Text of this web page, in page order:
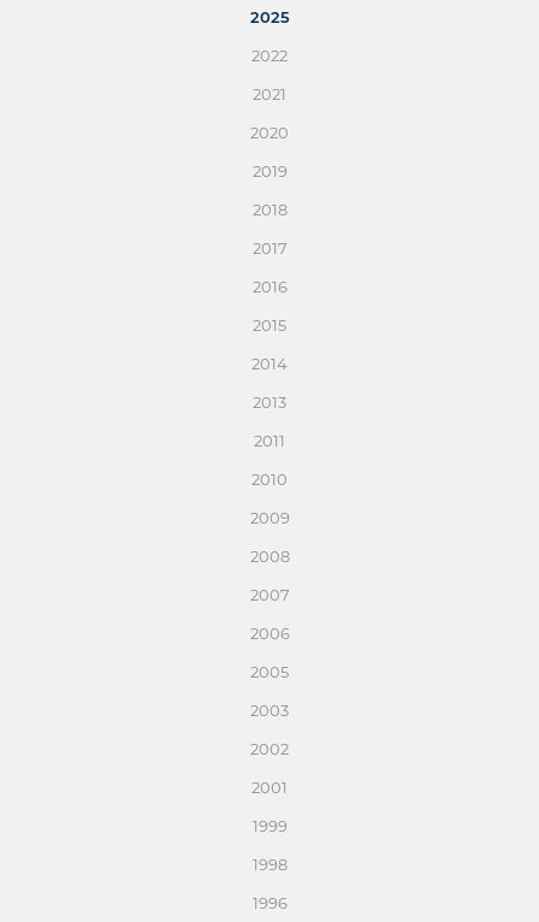
2025
2022
2021
2020
2019
2018
2017
2016
2015
2014
2013
2011
2010
2009
2008
2007
2006
2005
2003
2002
2001
1999
1998
1996